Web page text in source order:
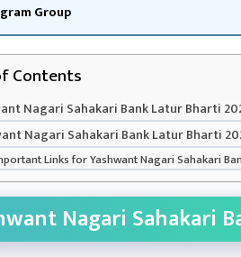
Group
Contents
Nagari Sahakari Bank Latur Bharti
Nagari Sahakari Bank Latur Bharti
Links for Yashwant Nagari Sahakari
Nagari Sahakari